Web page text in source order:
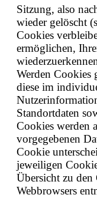
Sitzung, also
wieder gelöscht
Cookies
ermöglichen,
Werden Cookies
diese im
Standortdaten
Cookies werden
vorgegebenen
Cookie
jeweiligen
Übersicht zu
Webbrowsers